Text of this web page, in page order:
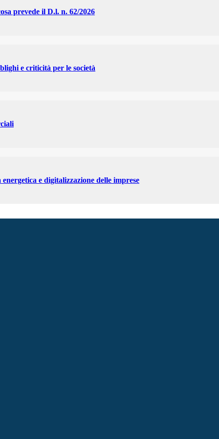
prevede il D.l. n. 62/2026
e criticità per le società
e digitalizzazione delle imprese